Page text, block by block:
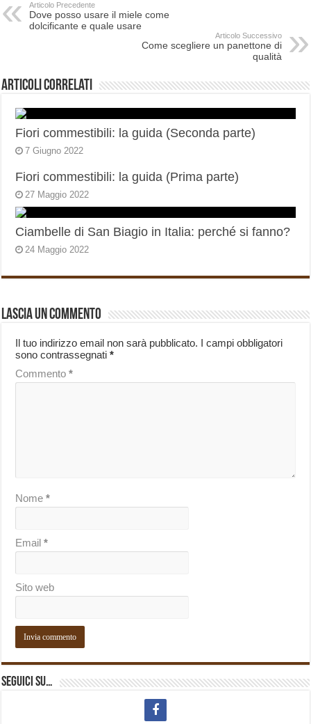
Articolo Precedente
Dove posso usare il miele come
dolcificante e quale usare
Articolo Successivo
Come scegliere un panettone di
qualità
Articoli correlati
Fiori commestibili: la guida (Seconda parte)
7 Giugno 2022
Fiori commestibili: la guida (Prima parte)
27 Maggio 2022
Ciambelle di San Biagio in Italia: perché si fanno?
24 Maggio 2022
Lascia un commento
Il tuo indirizzo email non sarà pubblicato. I campi obbligatori
sono contrassegnati*
Commento*
Nome*
Email*
Sito web
Seguici su…